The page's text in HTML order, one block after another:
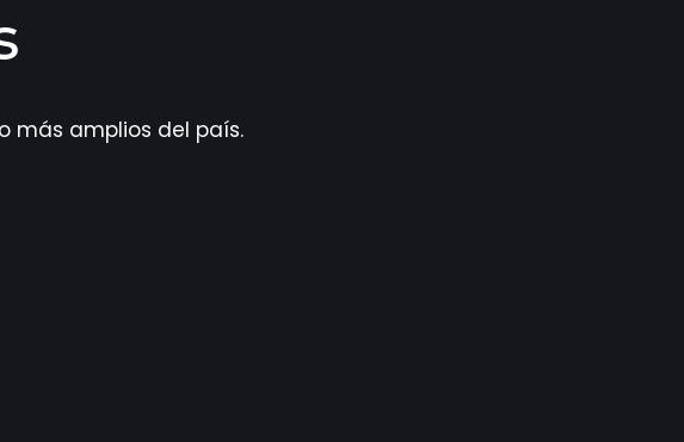
más amplios del país.